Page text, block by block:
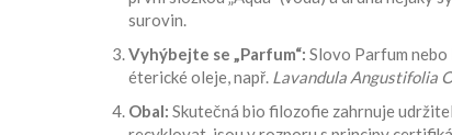
surovin.
Vyhýbejte se „Parfum“: Slovo Parfum
éterické oleje, např. Lavandula Angustifolia
Obal: Skutečná bio filozofie zahrnuje